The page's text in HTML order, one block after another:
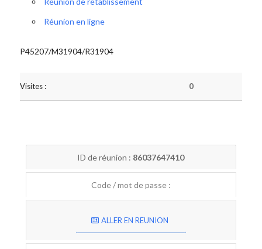
Réunion en ligne
P45207/M31904/R31904
Visites : 0
ID de réunion : 86037647410
Code / mot de passe :
ALLER EN REUNION